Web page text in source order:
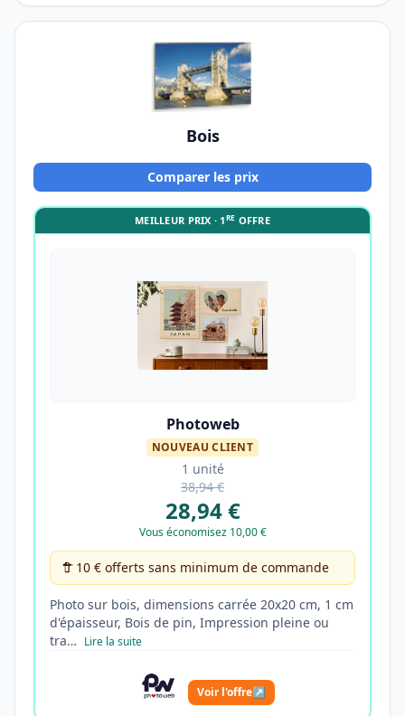
Bois
Comparer les prix
MEILLEUR PRIX · 1RE OFFRE
Photoweb
NOUVEAU CLIENT
1 unité
38,94 €
28,94 €
Vous économisez 10,00 €
10 € offerts sans minimum de commande
Photo sur bois, dimensions carrée 20x20 cm, 1 cm
d'épaisseur, Bois de pin, Impression pleine ou
tra… Lire la suite
Voir l'offre↗